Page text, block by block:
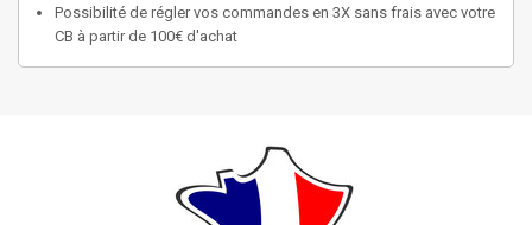
Possibilité de régler vos commandes en 3X sans frais avec votre
CB à partir de 100€ d'achat